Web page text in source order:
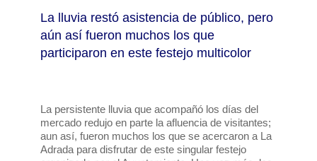
La lluvia restó asistencia de público, pero
aún así fueron muchos los que
participaron en este festejo multicolor
La persistente lluvia que acompañó los días del
mercado redujo en parte la afluencia de visitantes;
aun así, fueron muchos los que se acercaron a La
Adrada para disfrutar de este singular festejo